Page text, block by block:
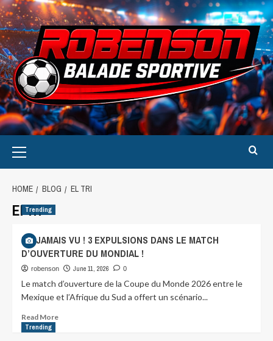
HOME BLOG EL TRI
El Tri
Trending
DU JAMAIS VU ! 3 EXPULSIONS DANS LE MATCH
D’OUVERTURE DU MONDIAL !
robenson June 11, 2026 0
Le match d’ouverture de la Coupe du Monde 2026 entre le
Mexique et l’Afrique du Sud a offert un scénario...
Read More
Trending